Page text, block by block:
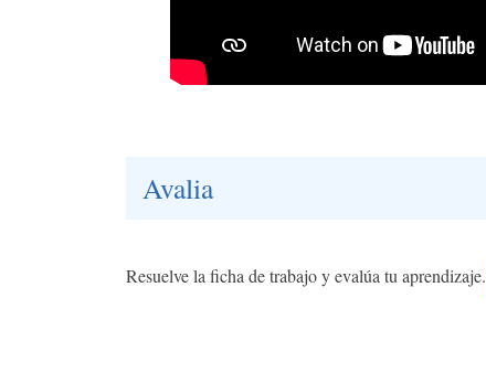
Avalia
Resuelve la ficha de trabajo y evalúa tu aprendizaje.